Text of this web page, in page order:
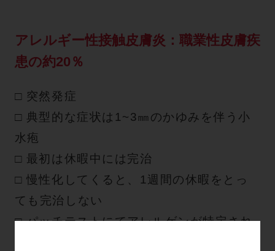
アレルギー性接触皮膚炎 ：職業性皮膚疾
患の約20％
□ 突然発症
□ 典型的な症状は1~3㎜のかゆみを伴う小
水疱
□ 最初は休暇中には完治
□ 慢性化してくると、1週間の休暇をとっ
ても完治しない
□パッチテストにてアレルゲンが特定され